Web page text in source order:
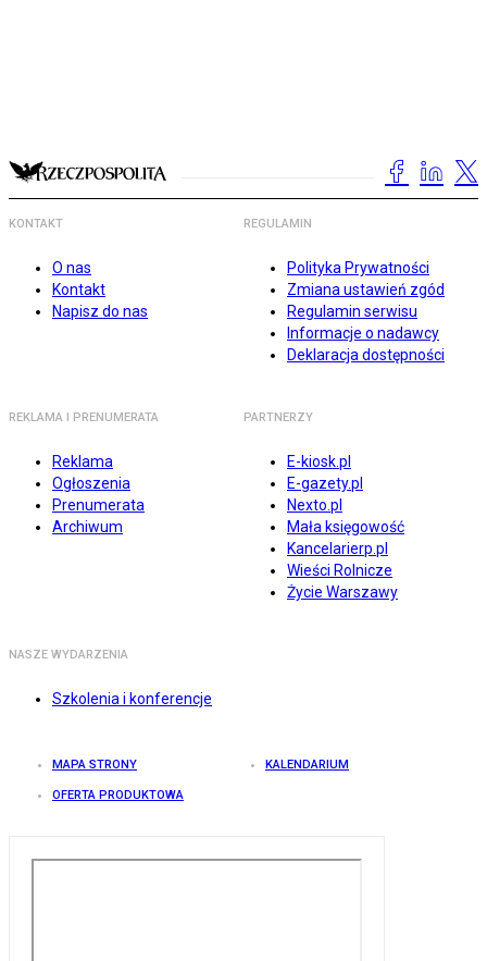
KONTAKT
O nas
Kontakt
Napisz do nas
REGULAMIN
Polityka Prywatności
Zmiana ustawień zgód
Regulamin serwisu
Informacje o nadawcy
Deklaracja dostępności
REKLAMA I PRENUMERATA
Reklama
Ogłoszenia
Prenumerata
Archiwum
PARTNERZY
E-kiosk.pl
E-gazety.pl
Nexto.pl
Mała księgowość
Kancelarierp.pl
Wieści Rolnicze
Życie Warszawy
NASZE WYDARZENIA
Szkolenia i konferencje
MAPA STRONY KALENDARIUM
OFERTA PRODUKTOWA